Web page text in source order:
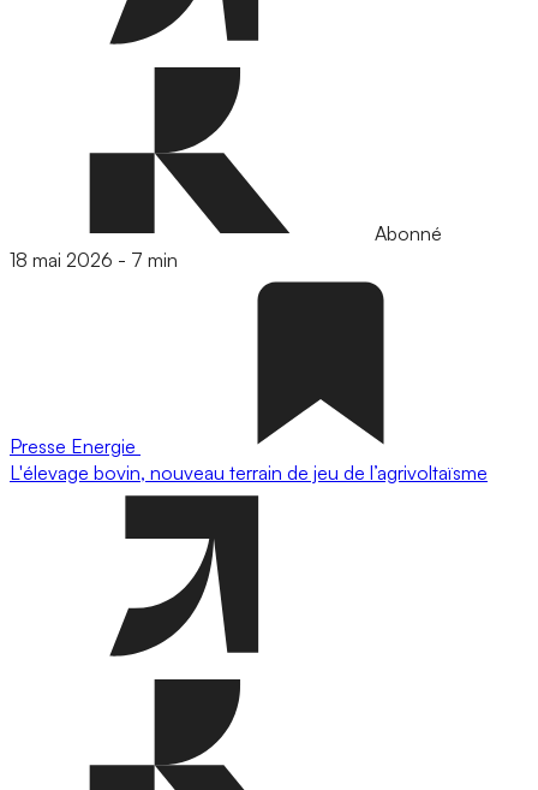
Abonné
18 mai 2026 - 7 min
Presse Energie
L'élevage bovin, nouveau terrain de jeu de l’agrivoltaïsme